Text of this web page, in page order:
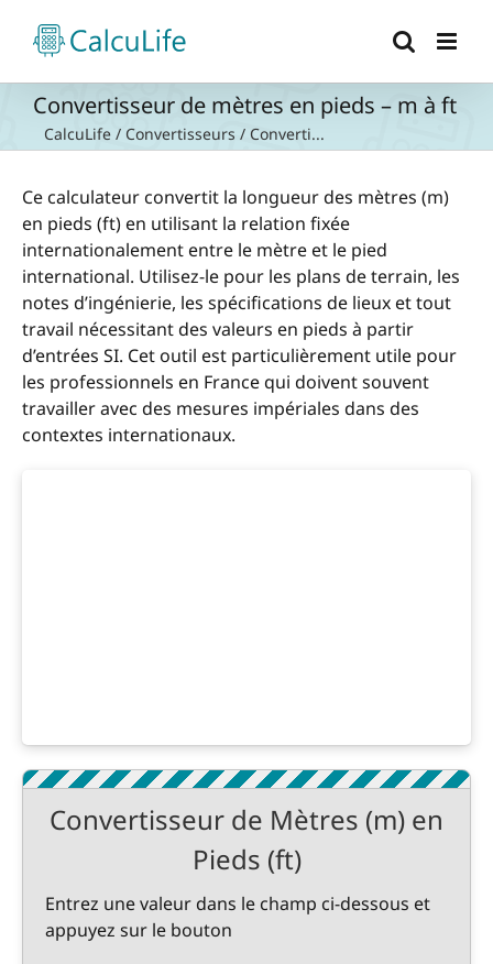
contenu
Convertisseur de mètres en pieds – m à ft
CalcuLife / Convertisseurs / Converti...
Ce calculateur convertit la longueur des mètres (m)
en pieds (ft) en utilisant la relation fixée
internationalement entre le mètre et le pied
international. Utilisez-le pour les plans de terrain, les
notes d’ingénierie, les spécifications de lieux et tout
travail nécessitant des valeurs en pieds à partir
d’entrées SI. Cet outil est particulièrement utile pour
les professionnels en France qui doivent souvent
travailler avec des mesures impériales dans des
contextes internationaux.
Convertisseur de Mètres (m) en
Pieds (ft)
Entrez une valeur dans le champ ci-dessous et
appuyez sur le bouton